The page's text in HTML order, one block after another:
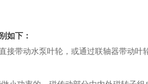
如下：
带动水泵叶轮，或通过联轴器带动叶